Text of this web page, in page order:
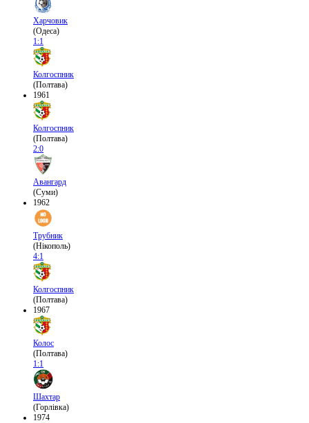
Харчовик
(Одеса)
1:1
Колгоспник
(Полтава)
1961
Колгоспник
(Полтава)
2:0
Авангард
(Суми)
1962
Трубник
(Нікополь)
4:1
Колгоспник
(Полтава)
1967
Колос
(Полтава)
1:1
Шахтар
(Горлівка)
1974